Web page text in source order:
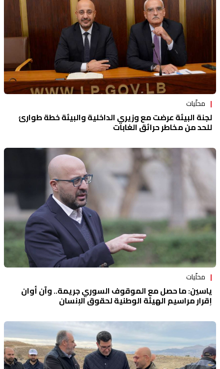
محلّيات
لجنة البيئة عرضت مع وزيري الداخلية والبيئة خطة طوارئ
للحد من مخاطر حرائق الغابات
محلّيات
ياسين: ما حصل مع الموقوف السوري جريمة.. وآن أوان
إقرار مراسيم الهيئة الوطنية لحقوق الإنسان